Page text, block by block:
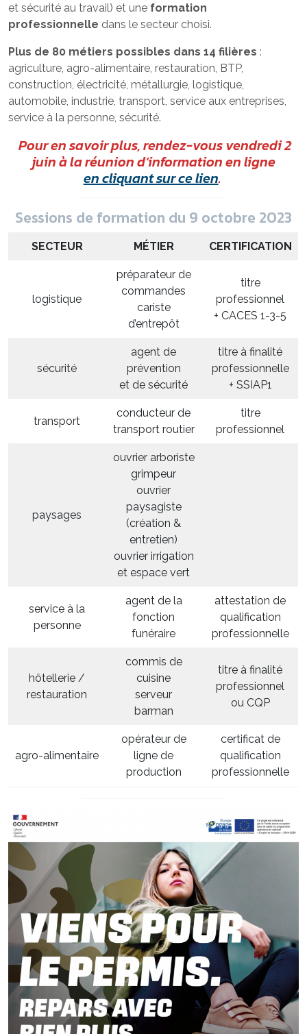
et sécurité au travail) et une formation
professionnelle dans le secteur choisi.
Plus de 80 métiers possibles dans 14 filières :
agriculture, agro-alimentaire, restauration, BTP,
construction, électricité, métallurgie, logistique,
automobile, industrie, transport, service aux entreprises,
service à la personne, sécurité.
Pour en savoir plus, rendez-vous vendredi 2
juin à la réunion d’information en ligne
en cliquant sur ce lien.
Sessions de formation du 9 octobre 2023
SECTEUR MÉTIER CERTIFICATION
logistique
préparateur de
commandes
cariste
d’entrepôt
titre
professionnel
+ CACES 1-3-5
sécurité
agent de
prévention
et de sécurité
titre à finalité
professionnelle
+ SSIAP1
transport
conducteur de
transport routier
titre
professionnel
paysages
ouvrier arboriste
grimpeur
ouvrier
paysagiste
(création &
entretien)
ouvrier irrigation
et espace vert
service à la
personne
agent de la
fonction
funéraire
attestation de
qualification
professionnelle
hôtellerie /
restauration
commis de
cuisine
serveur
barman
titre à finalité
professionnel
ou CQP
agro-alimentaire
opérateur de
ligne de
production
certificat de
qualification
professionnelle